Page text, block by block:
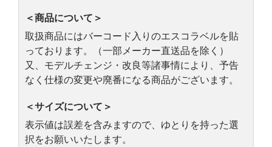
＜商品について＞
取扱商品にはバーコード入りのエスコラベルを貼
っております。（一部メーカー直送品を除く）
又、モデルチェンジ・改良等諸事情により、予告
なく仕様の変更や廃番になる商品がございます。
＜サイズについて＞
表示値は誤差を含みますので、ゆとりを持った選
択をお願いいたします。